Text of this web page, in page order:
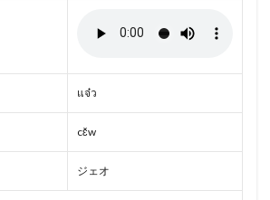
แจ๋ว
cɛ̌w
ジェオ